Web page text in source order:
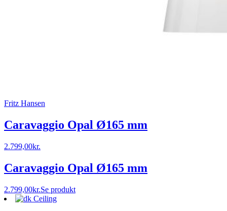
Fritz Hansen
Caravaggio Opal Ø165 mm
2.799,00kr.
Caravaggio Opal Ø165 mm
2.799,00kr.Se produkt